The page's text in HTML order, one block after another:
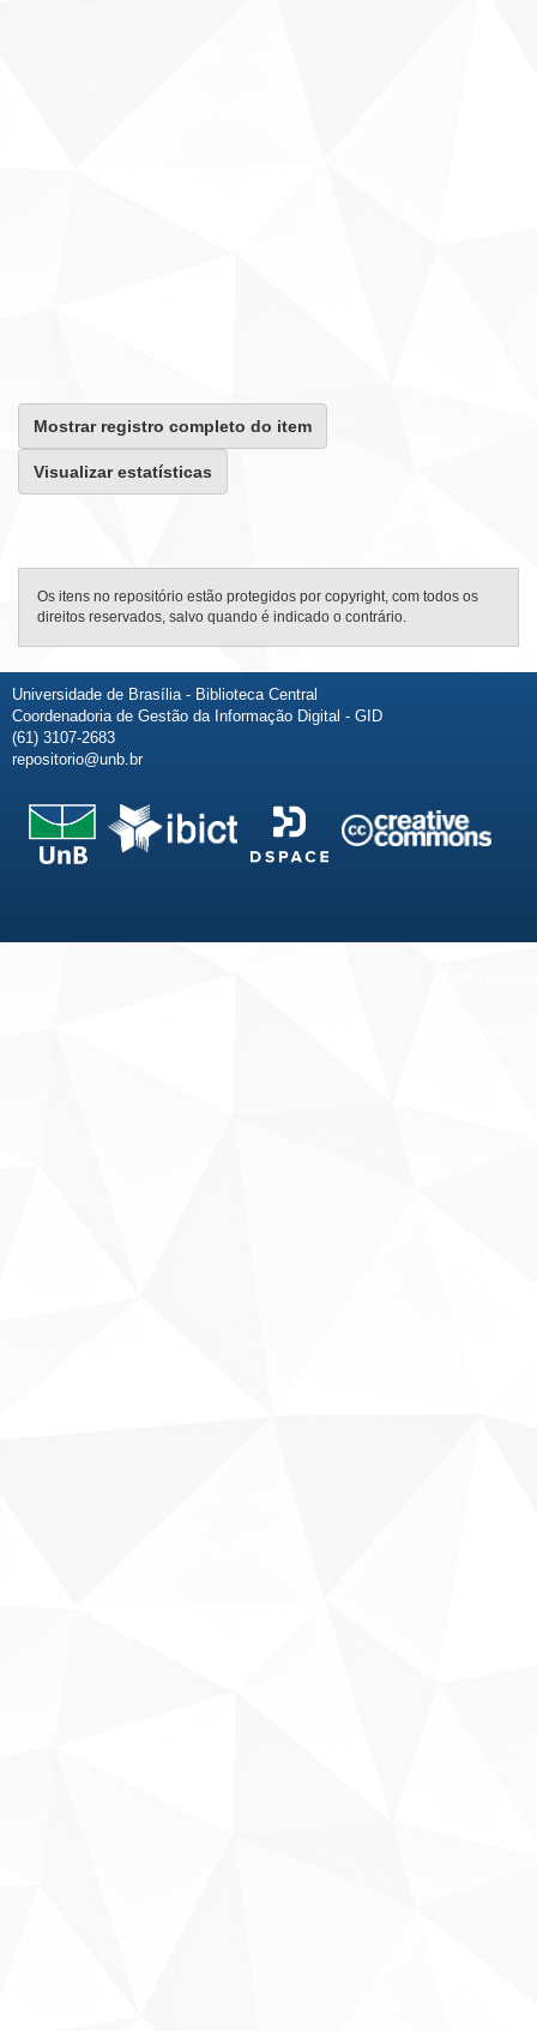
Mostrar registro completo do item
Visualizar estatísticas
Os itens no repositório estão protegidos por copyright, com todos os
direitos reservados, salvo quando é indicado o contrário.
Universidade de Brasília - Biblioteca Central
Coordenadoria de Gestão da Informação Digital - GID
(61) 3107-2683
repositorio@unb.br